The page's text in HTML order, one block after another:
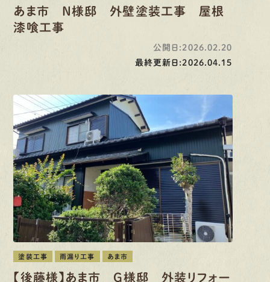
あま市 N様邸 外壁塗装工事 屋根
漆喰工事
公開日:2026.02.20
最終更新日:2026.04.15
塗装工事 雨漏り工事 あま市
【後藤様】あま市 G様邸 外装リフォー